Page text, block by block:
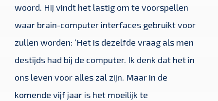
woord. Hij vindt het lastig om te voorspellen
waar brain-computer interfaces gebruikt voor
zullen worden: ‘Het is dezelfde vraag als men
destijds had bij de computer. Ik denk dat het in
ons leven voor alles zal zijn. Maar in de
komende vijf jaar is het moeilijk te